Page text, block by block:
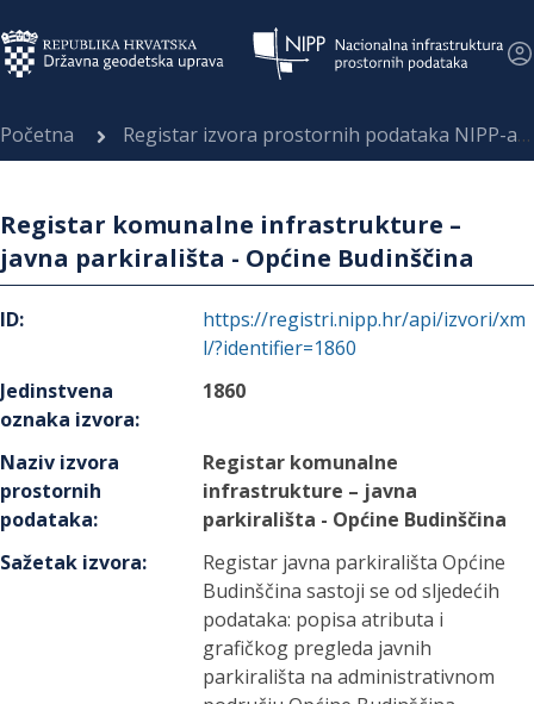
Početna Registar izvora prostornih podataka NIPP-a
Registar komunalne infrastrukture –
javna parkirališta - Općine Budinščina
ID:
https://registri.nipp.hr/api/izvori/xm
l/?identifier=1860
Jedinstvena
oznaka izvora:
1860
Naziv izvora
prostornih
podataka:
Registar komunalne
infrastrukture – javna
parkirališta - Općine Budinščina
Sažetak izvora:
Registar javna parkirališta Općine
Budinščina sastoji se od sljedećih
podataka: popisa atributa i
grafičkog pregleda javnih
parkirališta na administrativnom